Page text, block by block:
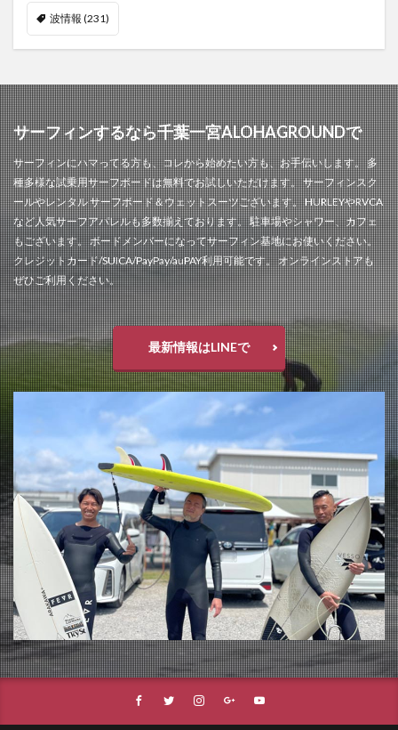
波情報 (231)
サーフィンするなら千葉一宮ALOHAGROUNDで
サーフィンにハマってる方も、コレから始めたい方も、お手伝いします。 多
種多様な試乗用サーフボードは無料でお試しいただけます。 サーフィンスク
ールやレンタル サーフボード＆ウェットスーツございます。 HURLEYやRVCA
など人気サーフアパレルも多数揃えております。 駐車場やシャワー、カフェ
もございます。 ボードメンバーになってサーフィン基地にお使いください。
クレジットカード/SUICA/PayPay/auPAY利用可能です。 オンラインストアも
ぜひご利用ください。
最新情報はLINEで